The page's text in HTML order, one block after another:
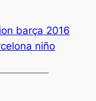
barça 2016
niño